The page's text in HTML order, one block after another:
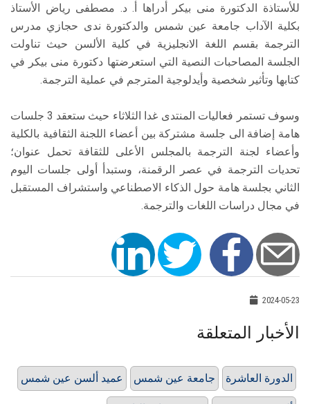
للأستاذة الدكتورة منى بيكر أدراها أ. د. مصطفى رياض الأستاذ
بكلية الآداب جامعة عين شمس والدكتورة ندى حجازي مدرس
الترجمة بقسم اللغة الانجليزية في كلية الألسن حيث تناولت
الجلسة المصاحبات النصية التي استعرضتها دكتورة منى بيكر في
كتابها وتأثير شخصية وأيدلوجية المترجم في عملية الترجمة.
وسوف تستمر فعاليات المنتدى غدا الثلاثاء حيث ستعقد 3 جلسات
هامة إضافة الى جلسة مشتركة بين أعضاء اللجنة الثقافية بالكلية
وأعضاء لجنة الترجمة بالمجلس الأعلى للثقافة تحمل عنوان؛
تحديات الترجمة في عصر الرقمنة، وستبدأ أولى جلسات اليوم
الثاني بجلسة هامة حول الذكاء الاصطناعي واستشراف المستقبل
في مجال دراسات اللغات والترجمة.
2024-05-23
الأخبار المتعلقة
عميد ألسن عين شمس جامعة عين شمس الدورة العاشرة